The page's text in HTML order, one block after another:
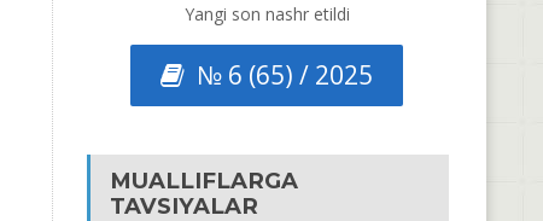
Yangi son nashr etildi
№ 6 (65) / 2025
MUALLIFLARGA
TAVSIYALAR